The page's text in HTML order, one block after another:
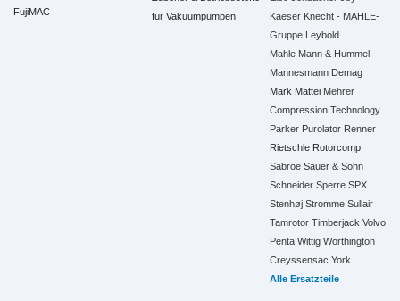
FujiMAC
für Vakuumpumpen
Kaeser Knecht - MAHLE-
Gruppe Leybold
Mahle Mann & Hummel
Mannesmann Demag
Mark Mattei Mehrer
Compression Technology
Parker Purolator Renner
Rietschle Rotorcomp
Sabroe Sauer & Sohn
Schneider Sperre SPX
Stenhøj Stromme Sullair
Tamrotor Timberjack Volvo
Penta Wittig Worthington
Creyssensac York
Alle Ersatzteile